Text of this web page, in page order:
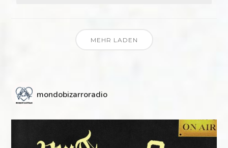
MEHR LADEN
mondobizarroradio